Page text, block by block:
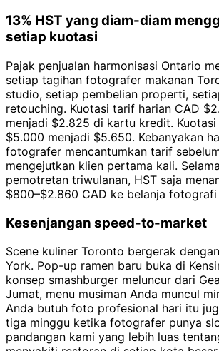
13% HST yang diam-diam
setiap kuotasi
Pajak penjualan harmonisasi Ontario
setiap tagihan fotografer makanan
studio, setiap pembelian properti,
retouching. Kuotasi tarif harian CAD
menjadi $2.825 di kartu kredit. Kuotasi
$5.000 menjadi $5.650. Kebanyakan
fotografer mencantumkan tarif
mengejutkan klien pertama kali.
pemotretan triwulanan, HST saja
$800–$2.860 CAD ke belanja
Kesenjangan speed-to-market
Scene kuliner Toronto bergerak
York. Pop-up ramen baru buka di
konsep smashburger meluncur dari
Jumat, menu musiman Anda muncul
Anda butuh foto profesional hari itu
tiga minggu ketika fotografer punya
pandangan kami yang lebih luas